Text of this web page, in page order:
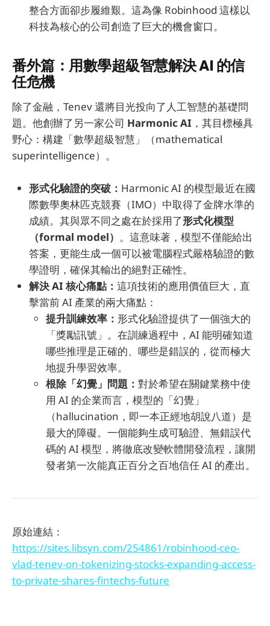
整合方面卻步履維艱。這為像 Robinhood 這樣以
科技為核心的公司創造了巨大的機會窗口。
番外篇：用數學超級智慧解決 AI 的信
任危機
除了金融，Tenev 還將目光投向了人工智慧的基礎問
題。他創辦了另一家公司 Harmonic AI ，其目標極具
野心：構建「數學超級智慧」（mathematical
superintelligence）。
形式化驗證的突破： Harmonic AI 的模型最近在國
際數學奧林匹克競賽（IMO）中取得了金牌水準的
成績。其與眾不同之處在於採用了形式化模型
（formal model） 。這意味著，模型不僅能給出
答案，更能生成一個可以被電腦程式嚴格驗證的數
學證明，確保其輸出的絕對正確性。
解決 AI 核心痛點： 這項技術的應用價值巨大，直
擊當前 AI 產業的兩大痛點：
提升訓練效率： 形式化驗證提供了一個強大的
「獎勵訊號」。在訓練過程中，AI 能明確知道
哪些推理是正確的、哪些是錯誤的，從而極大
地提升學習效率。
根除「幻覺」問題： 對於希望在關鍵業務中使
用 AI 的企業而言，模型的「幻覺」
（hallucination，即一本正經地胡說八道）是
最大的障礙。一個能夠生成可驗證、無錯誤代
碼的 AI 模型，將徹底改變軟體開發流程，讓開
發者第一次能真正百分之百地信任 AI 的產出。
原始連結：
https://sites.libsyn.com/254861/robinhood-ceo-
vlad-tenev-on-tokenizing-stocks-expanding-access-
to-private-shares-fintechs-future